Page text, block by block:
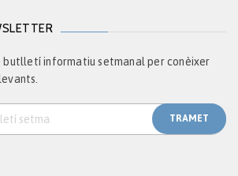
butlletí informatiu setmanal per conèixer